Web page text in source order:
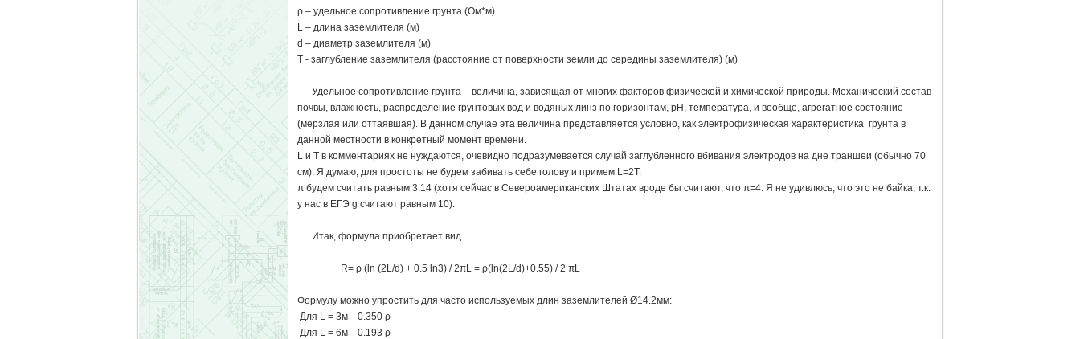
ρ – удельное сопротивление грунта (Ом*м)
L – длина заземлителя (м)
d – диаметр заземлителя (м)
T - заглубление заземлителя (расстояние от поверхности земли до середины заземлителя) (м)
Удельное сопротивление грунта – величина, зависящая от многих факторов физической и химической природы. Механический состав
почвы, влажность, распределение грунтовых вод и водяных линз по горизонтам, pH, температура, и вообще, агрегатное состояние
(мерзлая или оттаявшая). В данном случае эта величина представляется условно, как электрофизическая характеристика грунта в
данной местности в конкретный момент времени.
L и Т в комментариях не нуждаются, очевидно подразумевается случай заглубленного вбивания электродов на дне траншеи (обычно 70
см). Я думаю, для простоты не будем забивать себе голову и примем L=2T.
π будем считать равным 3.14 (хотя сейчас в Североамериканских Штатах вроде бы считают, что π=4. Я не удивлюсь, что это не байка, т.к.
у нас в ЕГЭ g считают равным 10).
Итак, формула приобретает вид
R= ρ (ln (2L/d) + 0.5 ln3) / 2πL = ρ(ln(2L/d)+0.55) / 2 πL
Формулу можно упростить для часто используемых длин заземлителей Ø14.2мм:
Для L = 3м 0.350 ρ
Для L = 6м 0.193 ρ